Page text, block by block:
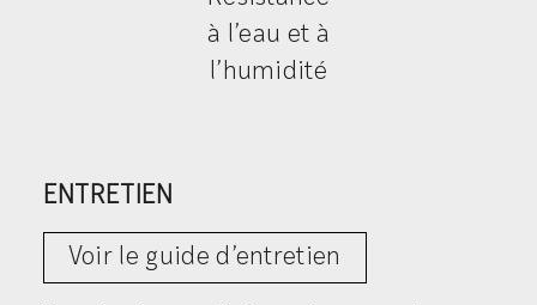
à l’eau et à
l’humidité
ENTRETIEN
Voir le guide d’entretien